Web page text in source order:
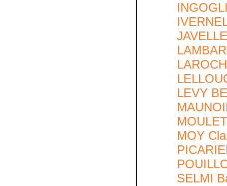
LEVY
MOY
SELMI